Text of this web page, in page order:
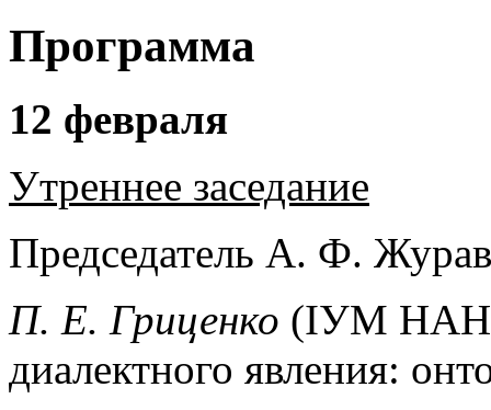
Программа
12 февраля
Утреннее заседание
Председатель А. Ф.
П. Е. Гриценко (IУМ
диалектного явления: